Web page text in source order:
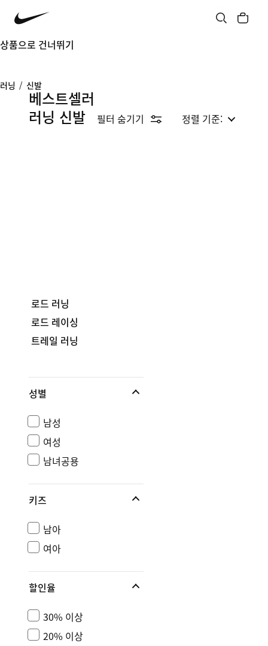
상품으로 건너뛰기
러닝 / 신발
베스트셀러
러닝 신발
필터 숨기기 정렬 기준:
로드 러닝
로드 레이싱
트레일 러닝
성별
남성
여성
남녀공용
키즈
남아
여아
할인율
30% 이상
20% 이상